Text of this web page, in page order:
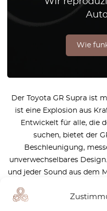
Wie
Der Toyota GR Supra ist
ist eine Explosion aus
Entwickelt für alle, die
suchen, bietet der
Beschleunigung,
unverwechselbares
und jeder Sound aus dem
diese Leidenschaft und